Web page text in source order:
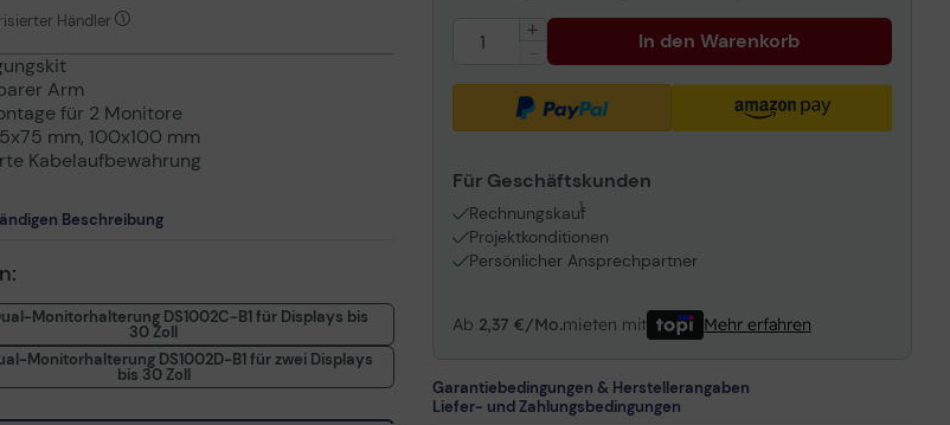
Händler
Arm
für 2 Monitore
mm, 100x100 mm
Kabelaufbewahrung
Beschreibung
Monitorhalterung DS1002C-B1 für Displays bis
30 Zoll
Monitorhalterung DS1002D-B1 für zwei Displays
bis 30 Zoll
In den Warenkorb
Für Geschäftskunden
Rechnungskauf
1
Projektkonditionen
Persönlicher Ansprechpartner
Ab 2,37 €/Mo.mieten mit Mehr erfahren
Garantiebedingungen & Herstellerangaben
Liefer- und Zahlungsbedingungen